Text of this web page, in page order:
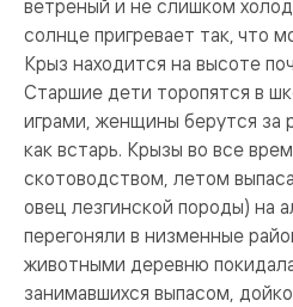
ветреный и не слишком
солнце пригревает так, что
Крыз находится на высоте
Старшие дети торопятся в
играми, женщины берутся за
как встарь. Крызы во все
скотоводством, летом
овец лезгинской породы) на
перегоняли в низменные
животными деревню
занимавшихся выпасом,